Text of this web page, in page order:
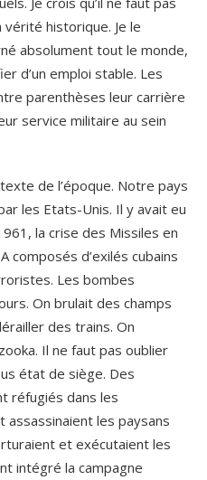
historique. Je le
absolument tout le monde,
d’un emploi stable. Les
parenthèses leur carrière
service militaire au sein
de l’époque. Notre pays
les Etats-Unis. Il y avait eu
la crise des Missiles en
composés d’exilés cubains
Les bombes
On brulait des champs
des trains. On
Il ne faut pas oublier
état de siège. Des
réfugiés dans les
assassinaient les paysans
et exécutaient les
intégré la campagne